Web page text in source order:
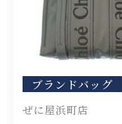
ブランドバッグ
ぜに屋浜町店